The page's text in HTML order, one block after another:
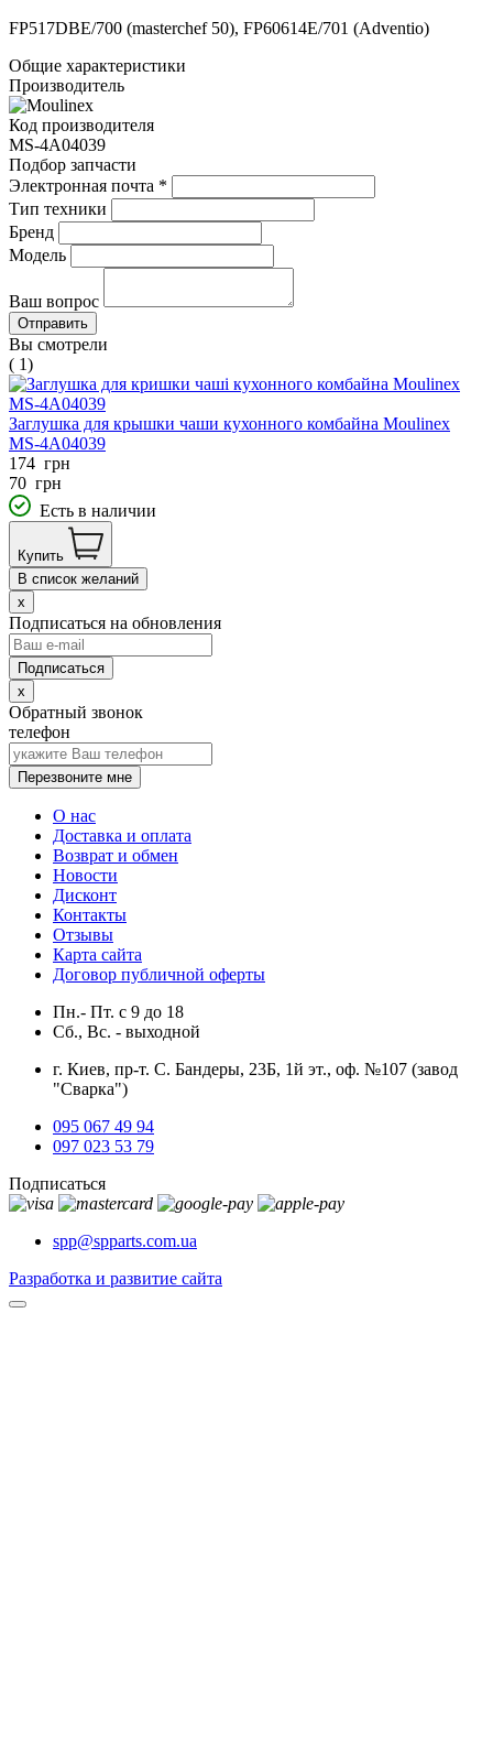
FP517DBE/700 (masterchef 50), FP60614E/701 (Adventio)
Общие характеристики
Производитель
Код производителя
MS-4A04039
Подбор запчасти
Электронная почта *
Тип техники
Бренд
Модель
Ваш вопрос
Вы смотрели
( 1)
Заглушка для крышки чаши кухонного комбайна Moulinex
MS-4A04039
174 грн
70 грн
Есть в наличии
Купить
В список желаний
x
Подписаться на обновления
x
Обратный звонок
телефон
Перезвоните мне
О нас
Доставка и оплата
Возврат и обмен
Новости
Дисконт
Контакты
Отзывы
Карта сайта
Договор публичной оферты
Пн.- Пт. с 9 до 18
Сб., Вс. - выходной
г. Киев, пр-т. С. Бандеры, 23Б, 1й эт., оф. №107 (завод
"Сварка")
095 067 49 94
097 023 53 79
Подписаться
spp@spparts.com.ua
Разработка и развитие сайта